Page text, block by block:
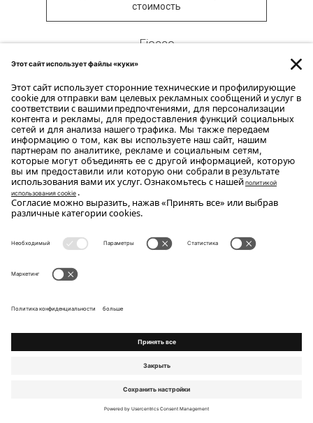
стоимость
Fiocco
Создайте свою конфигурацию и узнайте